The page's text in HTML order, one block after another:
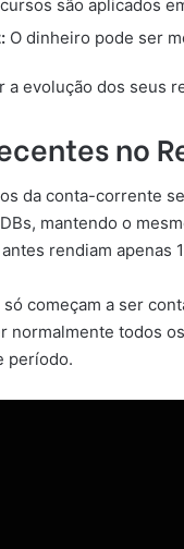
são aplicados
O dinheiro pode ser
a evolução dos seus
no
da conta-corrente
mantendo o
rendiam apenas
começam a ser
normalmente todos
período.